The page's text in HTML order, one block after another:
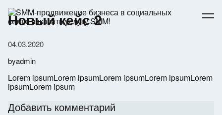
content
Новый кейс 2
04.03.2020
byadmin
Lorem ipsumLorem ipsumLorem ipsumLorem ipsumLorem
ipsumLorem ipsum
Добавить комментарий